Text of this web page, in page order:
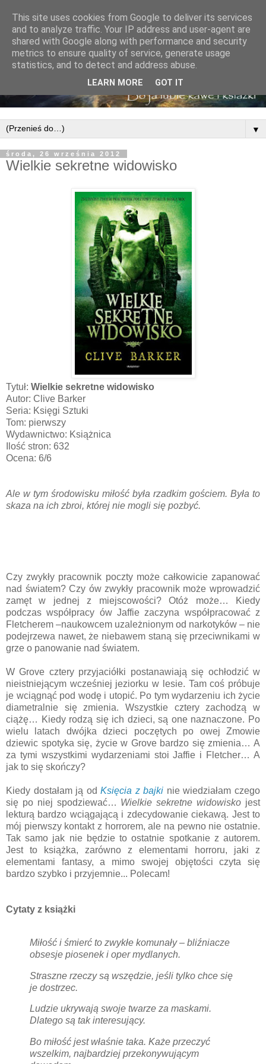
▼
środa, 26 września 2012
Wielkie sekretne widowisko
Tytuł: Wielkie sekretne widowisko
Autor: Clive Barker
Seria: Księgi Sztuki
Tom: pierwszy
Wydawnictwo: Książnica
Ilość stron: 632
Ocena: 6/6
Ale w tym środowisku miłość była rzadkim gościem. Była to
skaza na ich zbroi, której nie mogli się pozbyć.
Czy zwykły pracownik poczty może całkowicie zapanować
nad światem? Czy ów zwykły pracownik może wprowadzić
zamęt w jednej z miejscowości? Otóż może… Kiedy
podczas współpracy ów Jaffie zaczyna współpracować z
Fletcherem –naukowcem uzależnionym od narkotyków – nie
podejrzewa nawet, że niebawem staną się przeciwnikami w
grze o panowanie nad światem.
W Grove cztery przyjaciółki postanawiają się ochłodzić w
nieistniejącym wcześniej jeziorku w lesie. Tam coś próbuje
je wciągnąć pod wodę i utopić. Po tym wydarzeniu ich życie
diametralnie się zmienia. Wszystkie cztery zachodzą w
ciążę… Kiedy rodzą się ich dzieci, są one naznaczone. Po
wielu latach dwójka dzieci poczętych po owej Zmowie
dziewic spotyka się, życie w Grove bardzo się zmienia… A
za tymi wszystkimi wydarzeniami stoi Jaffie i Fletcher… A
jak to się skończy?
Kiedy dostałam ją odKsięcia z bajki nie wiedziałam czego
się po niej spodziewać… Wielkie sekretne widowisko jest
lekturą bardzo wciągającą i zdecydowanie ciekawą. Jest to
mój pierwszy kontakt z horrorem, ale na pewno nie ostatnie.
Tak samo jak nie będzie to ostatnie spotkanie z autorem.
Jest to książka, zarówno z elementami horroru, jaki z
elementami fantasy, a mimo swojej objętości czyta się
bardzo szybko i przyjemnie... Polecam!
Cytaty z książki
Miłość i śmierć to zwykłe komunały – bliźniacze
obsesje piosenek i oper mydlanych.
Straszne rzeczy są wszędzie, jeśli tylko chce się
je dostrzec.
Ludzie ukrywają swoje twarze za maskami.
Dlatego są tak interesujący.
Bo miłość jest właśnie taka. Każe przeczyć
wszelkim, najbardziej przekonywującym
This site uses cookies from Google to deliver its services
and to analyze traffic. Your IP address and user-agent are
shared with Google along with performance and security
metrics to ensure quality of service, generate usage
statistics, and to detect and address abuse.
LEARN MORE GOT IT